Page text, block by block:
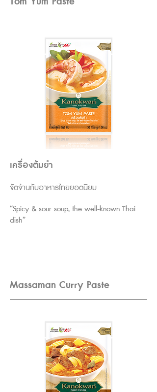
เครื่องต้มยำ
จัดจ้านกับอาหารไทยยอดนิยม
“Spicy & sour soup, the well-known Thai
dish”
Massaman Curry Paste